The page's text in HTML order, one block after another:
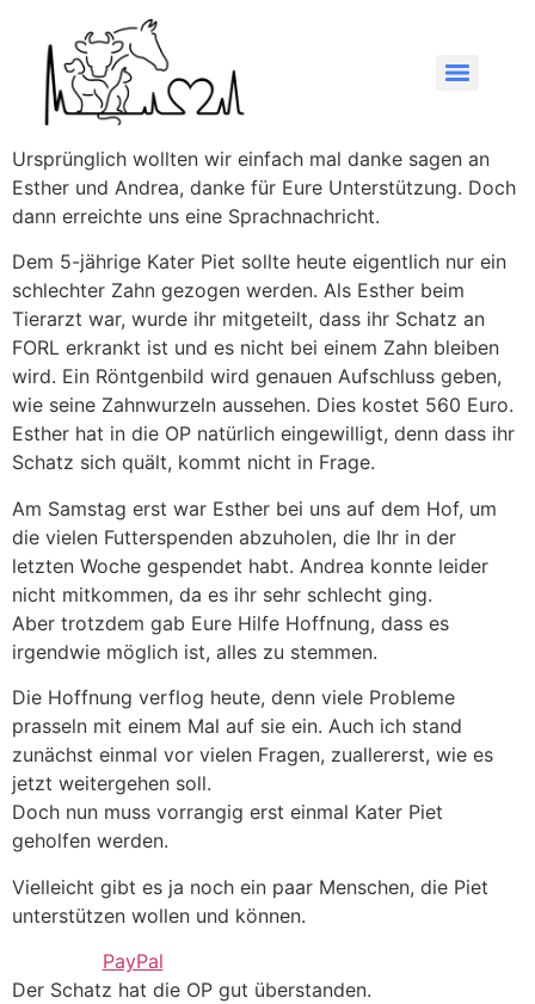
Ursprünglich wollten wir einfach mal danke sagen an
Esther und Andrea, danke für Eure Unterstützung. Doch
dann erreichte uns eine Sprachnachricht.
Dem 5-jährige Kater Piet sollte heute eigentlich nur ein
schlechter Zahn gezogen werden. Als Esther beim
Tierarzt war, wurde ihr mitgeteilt, dass ihr Schatz an
FORL erkrankt ist und es nicht bei einem Zahn bleiben
wird. Ein Röntgenbild wird genauen Aufschluss geben,
wie seine Zahnwurzeln aussehen. Dies kostet 560 Euro.
Esther hat in die OP natürlich eingewilligt, denn dass ihr
Schatz sich quält, kommt nicht in Frage.
Am Samstag erst war Esther bei uns auf dem Hof, um
die vielen Futterspenden abzuholen, die Ihr in der
letzten Woche gespendet habt. Andrea konnte leider
nicht mitkommen, da es ihr sehr schlecht ging.
Aber trotzdem gab Eure Hilfe Hoffnung, dass es
irgendwie möglich ist, alles zu stemmen.
Die Hoffnung verflog heute, denn viele Probleme
prasseln mit einem Mal auf sie ein. Auch ich stand
zunächst einmal vor vielen Fragen, zuallererst, wie es
jetzt weitergehen soll.
Doch nun muss vorrangig erst einmal Kater Piet
geholfen werden.
Vielleicht gibt es ja noch ein paar Menschen, die Piet
unterstützen wollen und können.
PayPal
Der Schatz hat die OP gut überstanden.